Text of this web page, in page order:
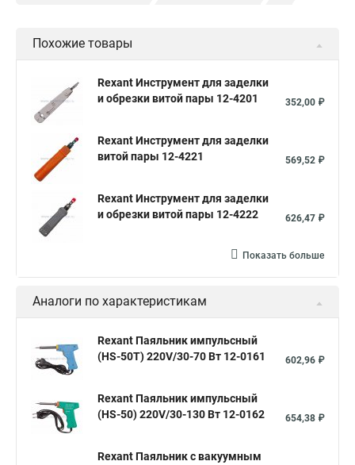
Паяльник 30 вт Паяльник 12 вольт
Паяльник 150 вт Паяльная кислота
Индукционный паяльник
Инфракрасная паяльная станция
Аккумуляторный паяльник
Пайка паяльником Газовый паяльник Rexant
Паяльник 500 вт
Домашняя пайка
Паяльник 60 вт Паяльник 200 вт
Правильный паяльник Алюминиевая пайка
Пайка микросхем Пайка кабеля Пайка стали
Газовая пайка
Похожие товары
Rexant Инструмент для заделки
и обрезки витой пары 12-4201
352,00 ₽
Rexant Инструмент для заделки
витой пары 12-4221
569,52 ₽
Rexant Инструмент для заделки
и обрезки витой пары 12-4222
626,47 ₽
Показать больше
Аналоги по характеристикам
Rexant Паяльник импульсный
(HS-50T) 220V/30-70 Вт 12-0161
602,96 ₽
Rexant Паяльник импульсный
(HS-50) 220V/30-130 Вт 12-0162
654,38 ₽
Rexant Паяльник с вакуумным